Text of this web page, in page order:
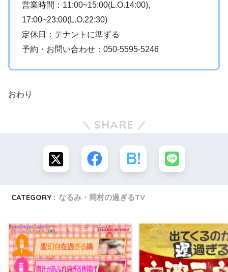
営業時間：11:00~15:00(L.O.14:00),
17:00~23:00(L.O.22:30)
定休日：テナントに準ずる
予約・お問い合わせ：050-5595-5246
おわり
SHARE
CATEGORY : なるみ・岡村の過ぎるTV